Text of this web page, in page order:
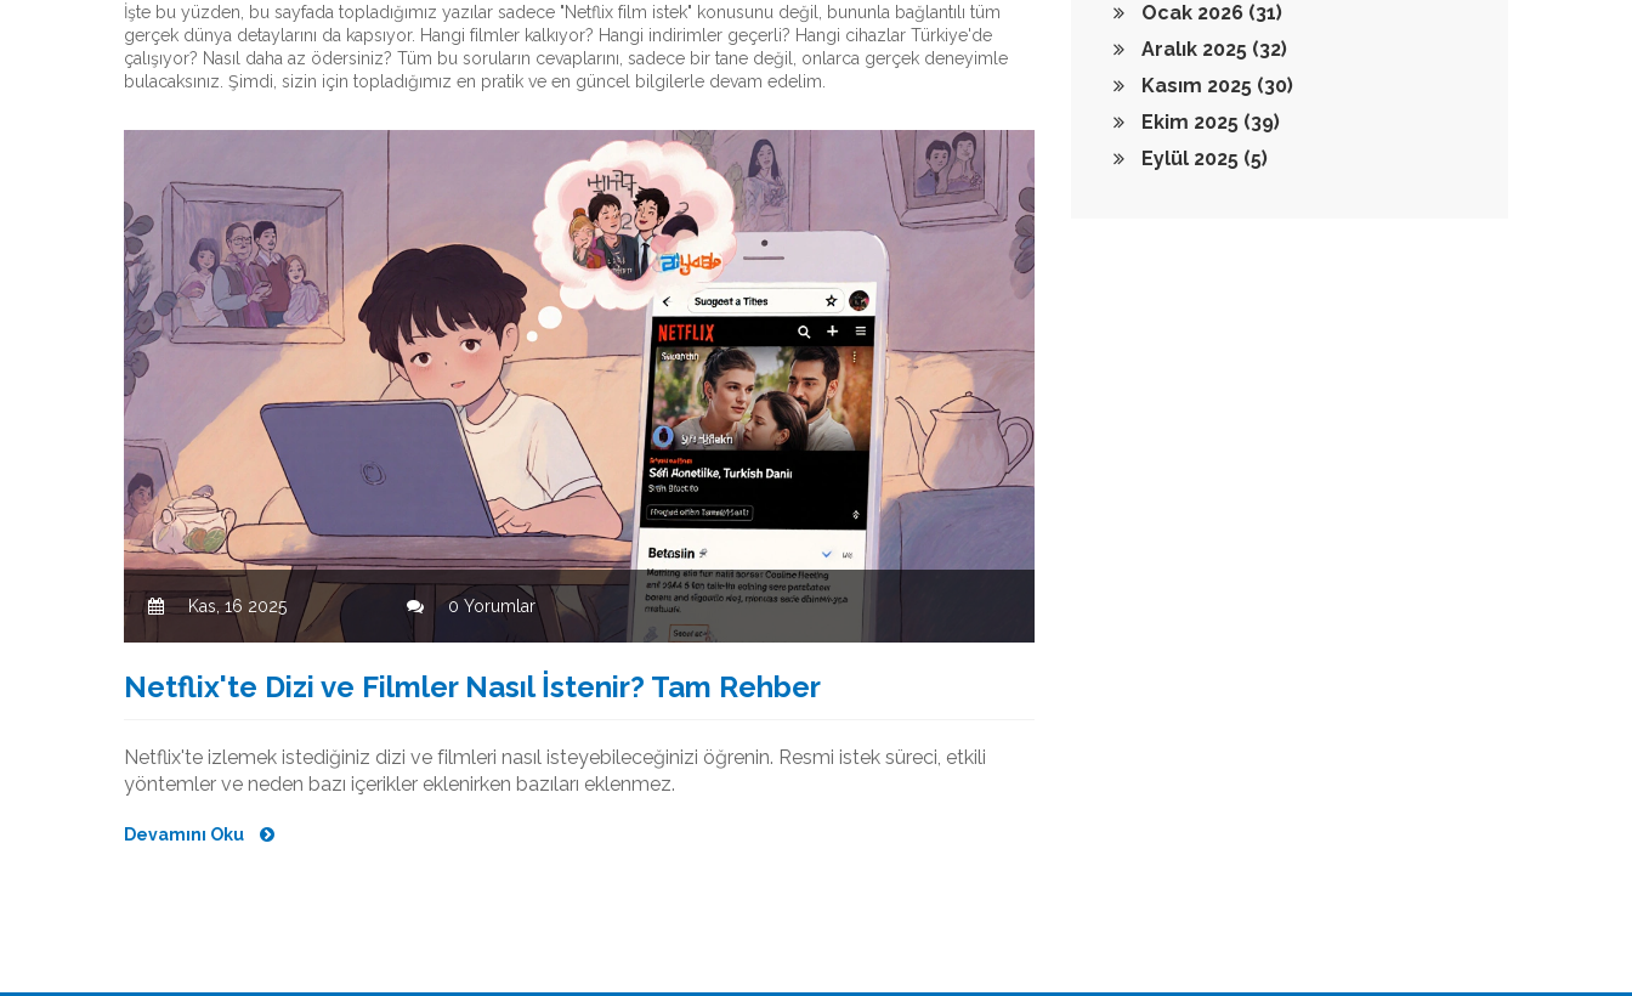
İşte bu yüzden, bu sayfada topladığımız yazılar sadece "Netflix film istek" konusunu değil, bununla bağlantılı tüm
gerçek dünya detaylarını da kapsıyor. Hangi filmler kalkıyor? Hangi indirimler geçerli? Hangi cihazlar Türkiye'de
çalışıyor? Nasıl daha az ödersiniz? Tüm bu soruların cevaplarını, sadece bir tane değil, onlarca gerçek deneyimle
bulacaksınız. Şimdi, sizin için topladığımız en pratik ve en güncel bilgilerle devam edelim.
Kas, 16 2025 0 Yorumlar
Netflix'te Dizi ve Filmler Nasıl İstenir? Tam Rehber
Netflix'te izlemek istediğiniz dizi ve filmleri nasıl isteyebileceğinizi öğrenin. Resmi istek süreci, etkili
yöntemler ve neden bazı içerikler eklenirken bazıları eklenmez.
Devamını Oku
Ocak 2026 (31)
Aralık 2025 (32)
Kasım 2025 (30)
Ekim 2025 (39)
Eylül 2025 (5)